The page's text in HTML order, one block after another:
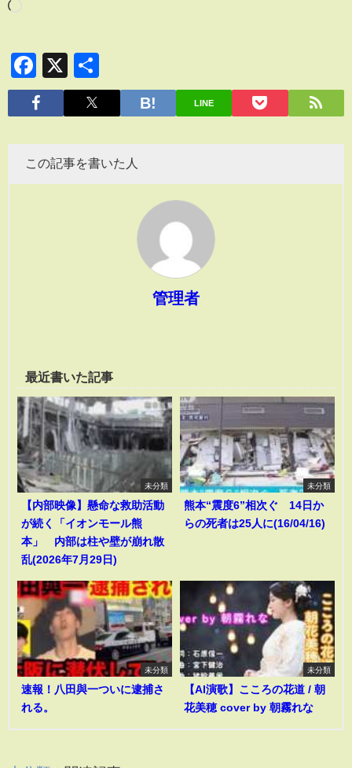
Facebook
X
有
LINE
この記事を書いた人
管理者
最近書いた記事
未分類
【内部映像】懸命な救助活動
が続く「イオンモール熊
本」 内部は柱や壁が崩れ散
乱(2026年7月29日)
未分類
熊本“震度6”相次ぐ 14日か
らの死者は25人に(16/04/16)
未分類
速報！八田與一ついに逮捕さ
れる。
未分類
【AI演歌】こころの花道 / 朝
花美穂 cover by 朝霧れな